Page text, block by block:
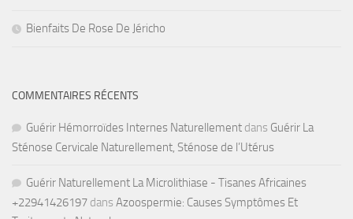
Bienfaits De Rose De Jéricho
COMMENTAIRES RÉCENTS
Guérir Hémorroïdes Internes Naturellement dans Guérir La
Sténose Cervicale Naturellement, Sténose de l’Utérus
Guérir Naturellement La Microlithiase - Tisanes Africaines
+22941426197 dans Azoospermie: Causes Symptômes Et